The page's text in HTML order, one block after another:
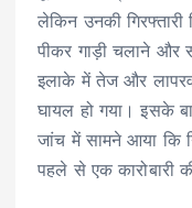
लेकिन उनकी
पीकर गाड़ी चलाने और
इलाके में तेज और
घायल हो गया। इसके
जांच में सामने आया कि
पहले से एक कारोबारी